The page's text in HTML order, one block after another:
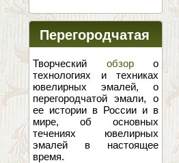
Перегородчатая
эмаль
Творческий обзоро
технологиях и техниках
ювелирных эмалей, о
перегородчатой эмали, о
ее истории в России и в
мире, об основных
течениях ювелирных
эмалей в настоящее
время.